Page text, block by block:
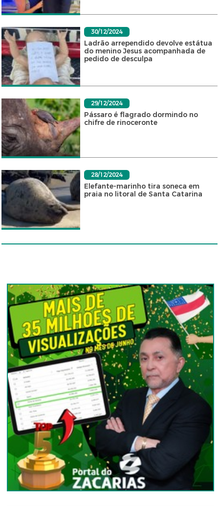
30/12/2024
Ladrão arrependido devolve estátua
do menino Jesus acompanhada de
pedido de desculpa
29/12/2024
Pássaro é flagrado dormindo no
chifre de rinoceronte
28/12/2024
Elefante-marinho tira soneca em
praia no litoral de Santa Catarina